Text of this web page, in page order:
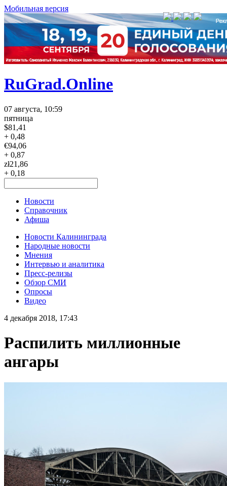
Мобильная версия
RuGrad.Online
07 августа, 10:59
пятница
$81,41
+ 0,48
€94,06
+ 0,87
zł21,86
+ 0,18
Новости
Справочник
Афиша
Новости Калининграда
Народные новости
Мнения
Интервью и аналитика
Пресс-релизы
Обзор СМИ
Опросы
Видео
4 декабря 2018, 17:43
Распилить миллионные
ангары